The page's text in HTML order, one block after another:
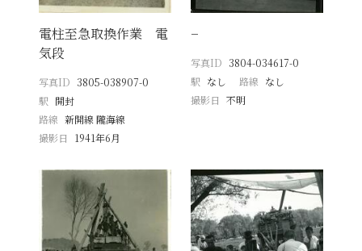
電柱至急取換作業 電
気段
写真ID 3805-038907-0
駅 開封
路線 新開線 隴海線
撮影日
1941年6月
−
写真ID 3804-034617-0
駅 なし 路線 なし
撮影日 不明